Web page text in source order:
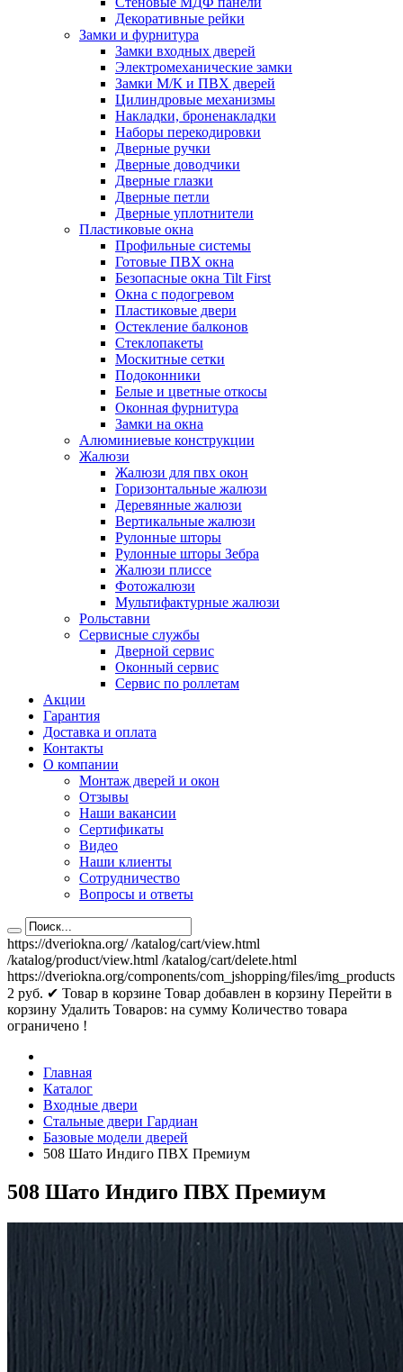
Декоративные рейки
Замки и фурнитура
Замки входных дверей
Электромеханические замки
Замки М/К и ПВХ дверей
Цилиндровые механизмы
Накладки, броненакладки
Наборы перекодировки
Дверные ручки
Дверные доводчики
Дверные глазки
Дверные петли
Дверные уплотнители
Пластиковые окна
Профильные системы
Готовые ПВХ окна
Безопасные окна Tilt First
Окна с подогревом
Пластиковые двери
Остекление балконов
Стеклопакеты
Москитные сетки
Подоконники
Белые и цветные откосы
Оконная фурнитура
Замки на окна
Алюминиевые конструкции
Жалюзи
Жалюзи для пвх окон
Горизонтальные жалюзи
Деревянные жалюзи
Вертикальные жалюзи
Рулонные шторы
Рулонные шторы Зебра
Жалюзи плиссе
Фотожалюзи
Мультифактурные жалюзи
Рольставни
Сервисные службы
Дверной сервис
Оконный сервис
Сервис по роллетам
Акции
Гарантия
Доставка и оплата
Контакты
О компании
Монтаж дверей и окон
Отзывы
Наши вакансии
Сертификаты
Видео
Наши клиенты
Сотрудничество
Вопросы и ответы
https://dveriokna.org/ /katalog/cart/view.html
/katalog/product/view.html /katalog/cart/delete.html
https://dveriokna.org/components/com_jshopping/files/img_products
2 руб. ✔ Товар в корзине Товар добавлен в корзину Перейти в
корзину Удалить Товаров: на сумму Количество товара
ограничено !
Главная
Каталог
Входные двери
Стальные двери Гардиан
Базовые модели дверей
508 Шато Индиго ПВХ Премиум
508 Шато Индиго ПВХ Премиум